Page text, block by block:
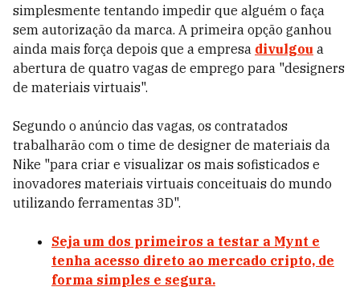
simplesmente tentando impedir que alguém o faça
sem autorização da marca. A primeira opção ganhou
ainda mais força depois que a empresa divulgou a
abertura de quatro vagas de emprego para "designers
de materiais virtuais".
Segundo o anúncio das vagas, os contratados
trabalharão com o time de designer de materiais da
Nike "para criar e visualizar os mais sofisticados e
inovadores materiais virtuais conceituais do mundo
utilizando ferramentas 3D".
Seja um dos primeiros a testar a Mynt e
tenha acesso direto ao mercado cripto, de
forma simples e segura.